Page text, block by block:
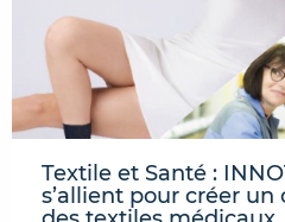
Textile et Santé :
s’allient pour créer